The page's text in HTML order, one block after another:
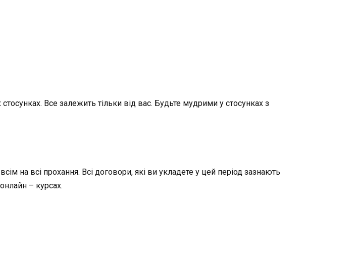
Все залежить тільки від вас. Будьте мудрими у стосунках з
на всі прохання. Всі договори, які ви укладете у цей період зазнають
– курсах.